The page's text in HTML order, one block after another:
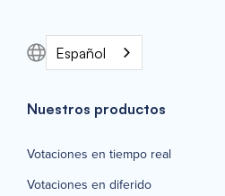
Español
Nuestros productos
Votaciones en tiempo real
Votaciones en diferido